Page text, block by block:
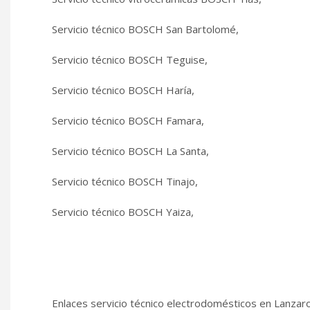
Servicio técnico BOSCH San Bartolomé,
Servicio técnico BOSCH Teguise,
Servicio técnico BOSCH Haría,
Servicio técnico BOSCH Famara,
Servicio técnico BOSCH La Santa,
Servicio técnico BOSCH Tinajo,
Servicio técnico BOSCH Yaiza,
Enlaces servicio técnico electrodomésticos en